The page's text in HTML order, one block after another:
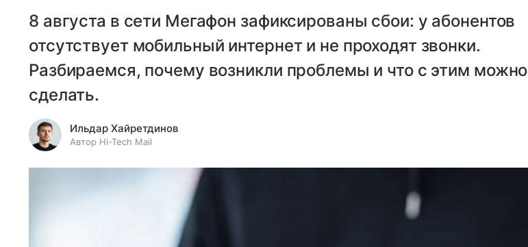
8 августа в сети Мегафон зафиксированы сбои: у абонентов
отсутствует мобильный интернет и не проходят звонки.
Разбираемся, почему возникли проблемы и что с этим можно
сделать.
Ильдар Хайретдинов
Автор Hi-Tech Mail